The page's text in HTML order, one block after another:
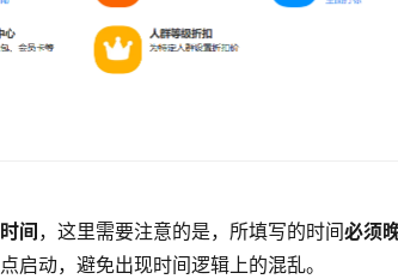
间 ，这里需要注意的是，所填写的时间必须
启动，避免出现时间逻辑上的混乱。